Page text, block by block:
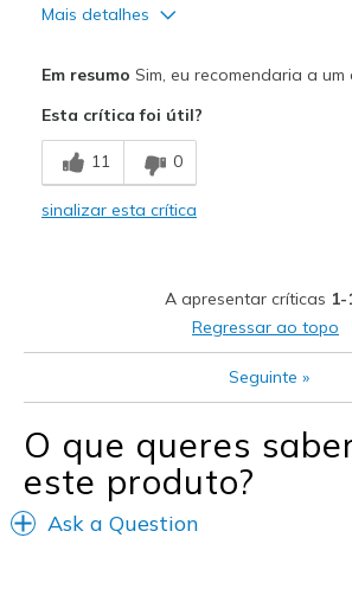
Mais detalhes
Breathe Well
Comfortable
Melhores utilizações
Casual Wear
Travel
Width
Feels true to width
Sizing
Feels true to size
View On Shoes
Shoes are for
Em resumo Sim, eu recomendaria a um
Esta crítica foi útil?
11 0
sinalizar esta crítica
A apresentar críticas 1-
Regressar ao topo
Seguinte »
O que queres
este produto?
Ask a Question